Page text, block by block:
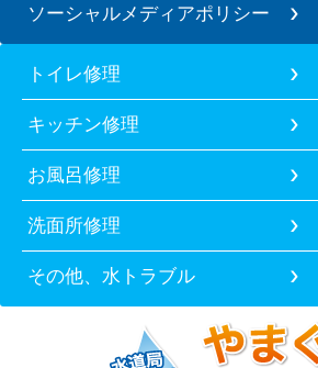
ソーシャルメディアポリシー
トイレ修理
キッチン修理
お風呂修理
洗面所修理
その他、水トラブル